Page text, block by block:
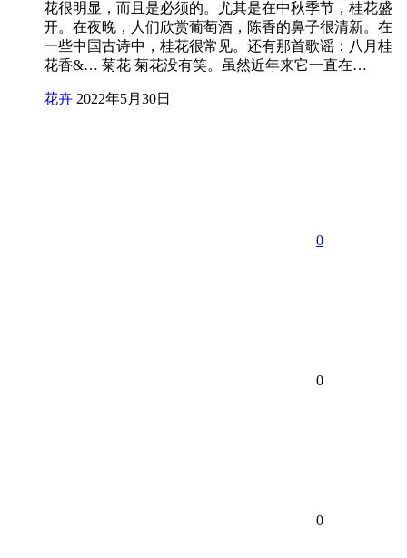
花很明显，而且是必须的。尤其是在中秋季节，桂花盛
开。在夜晚，人们欣赏葡萄酒，陈香的鼻子很清新。在
一些中国古诗中，桂花很常见。还有那首歌谣：八月桂
花香&… 菊花 菊花没有笑。虽然近年来它一直在…
花卉 2022年5月30日
0
0
0